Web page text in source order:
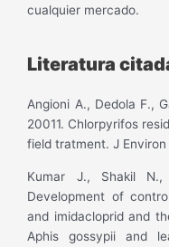
cualquier mercado.
Literatura
Angioni A., Dedola F.,
20011. Chlorpyrifos
field tratment. J
Kumar J., Shakil
Development of
and imidacloprid and
Aphis gossypii and